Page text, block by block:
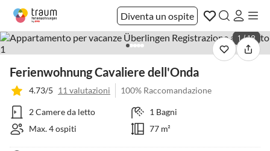
Diventa un ospite
1 / 18
Ferienwohnung Cavaliere dell'Onda
4.73/5 11 valutazioni 100% Raccomandazione
2 Camere da letto
1 Bagni
Max. 4 ospiti
77 m²